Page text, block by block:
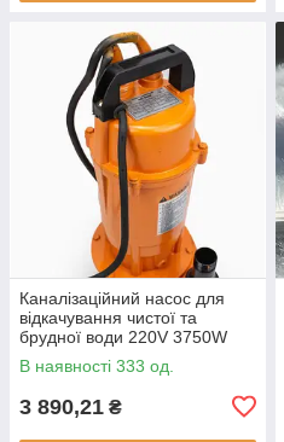
Каналізаційний насос для
відкачування чистої та
брудної води 220V 3750W
В наявності 333 од.
3 890,21 ₴